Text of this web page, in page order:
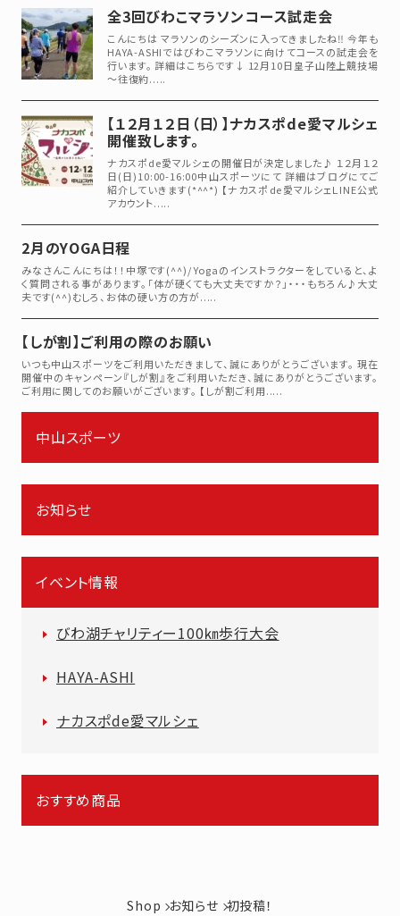
全3回びわこマラソンコース試走会
こんにちは マラソンのシーズンに入ってきましたね‼ 今年も
HAYA-ASHIではびわこマラソンに向けてコースの試走会を
行います。 詳細はこちらです↓ 12月10日皇子山陸上競技場
～往復約.....
【１２月１２日（日）】ナカスポde愛マルシェ
開催致します。
ナカスポde愛マルシェの開催日が決定しました♪ １２月１２
日(日)10:00-16:00中山スポーツにて 詳細はブログにてご
紹介していきます(*^^*) 【ナカスポde愛マルシェＬINE公式
アカウント.....
2月のYOGA日程
みなさんこんにちは！！中塚です(^^)/ Yogaのインストラクターをしていると、よ
く質問される事があります。「体が硬くても大丈夫ですか？」・・・もちろん♪大丈
夫です(^^)むしろ、お体の硬い方の方が.....
【しが割】ご利用の際のお願い
いつも中山スポーツをご利用いただきまして、誠にありがとうございます。 現在
開催中のキャンペーン『しが割』をご利用いただき、誠にありがとうございます。
ご利用に関してのお願いがございます。 【しが割ご利用.....
中山スポーツ
お知らせ
イベント情報
びわ湖チャリティー100㎞歩行大会
HAYA-ASHI
ナカスポde愛マルシェ
おすすめ商品
Shop お知らせ 初投稿！